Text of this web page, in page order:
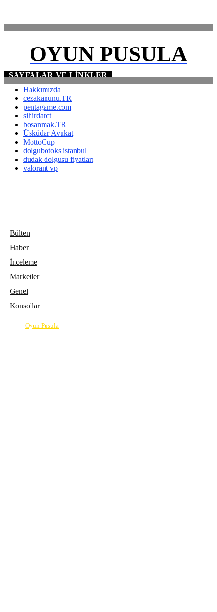
OYUN PUSULA
SAYFALAR VE LINKLER
Hakkımızda
cezakanunu.TR
pentagame.com
sihirdarct
bosanmak.TR
Üsküdar Avukat
MottoCup
dolgubotoks.istanbul
dudak dolgusu fiyatları
valorant vp
Bülten
Haber
İnceleme
Marketler
Genel
Konsollar
Oyun Pusula